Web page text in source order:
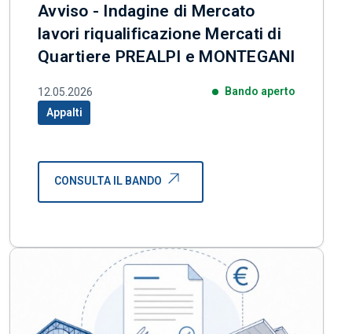
Avviso - Indagine di Mercato
lavori riqualificazione Mercati di
Quartiere PREALPI e MONTEGANI
12.05.2026 Bando aperto
Categoria correlata:
Appalti
CONSULTA IL BANDO